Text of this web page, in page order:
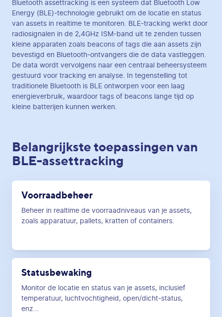
Bluetooth assettracking is een systeem dat Bluetooth Low
Energy (BLE)-technologie gebruikt om de locatie en status
van assets in realtime te monitoren. BLE-tracking werkt door
radiosignalen in de 2,4GHz ISM-band uit te zenden tussen
kleine apparaten zoals beacons of tags die aan assets zijn
bevestigd en Bluetooth-ontvangers die de data vastleggen.
De data wordt vervolgens naar een centraal beheersysteem
gestuurd voor tracking en analyse. In tegenstelling tot
traditionele Bluetooth is BLE ontworpen voor een laag
energieverbruik, waardoor tags of beacons lange tijd op
kleine batterijen kunnen werken.
Belangrijkste toepassingen van
BLE-assettracking
Voorraadbeheer
Beheer in realtime de voorraadniveaus van je assets,
zoals apparatuur, pallets, kratten of containers.
Statusbewaking
Monitor de locatie en status van je assets, inclusief
temperatuur, luchtvochtigheid, open/dicht-status,
enz...